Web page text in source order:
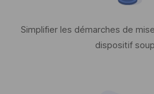
Simplifier les démarches de
dispositif